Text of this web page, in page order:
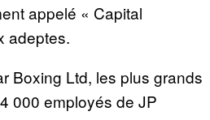
appelé « Capital
adeptes.
Boxing Ltd, les plus grands
000 employés de JP